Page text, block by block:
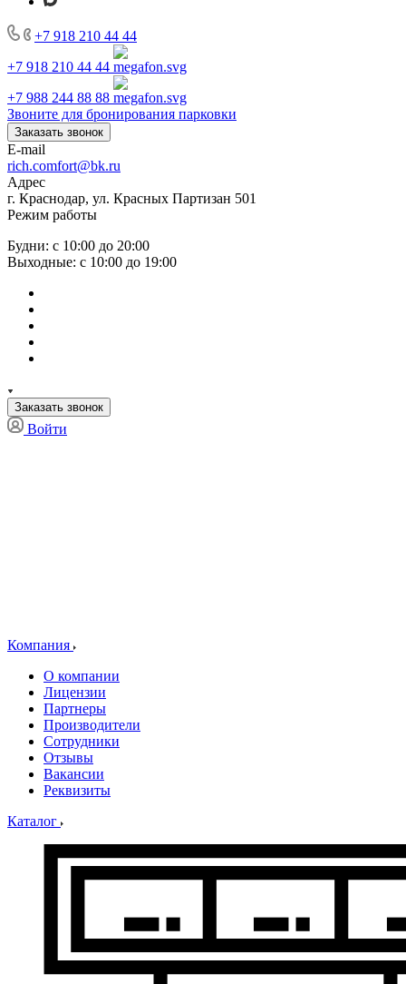
+7 918 210 44 44
+7 918 210 44 44
+7 988 244 88 88
Звоните для бронирования парковки
Заказать звонок
E-mail
rich.comfort@bk.ru
Адрес
г. Краснодар, ул. Красных Партизан 501
Режим работы
Будни: с 10:00 до 20:00
Выходные: с 10:00 до 19:00
Заказать звонок
Войти
Компания
О компании
Лицензии
Партнеры
Производители
Сотрудники
Отзывы
Вакансии
Реквизиты
Каталог